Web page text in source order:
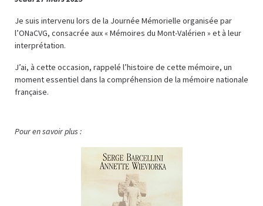
Je suis intervenu lors de la Journée Mémorielle organisée par
l’ONaCVG, consacrée aux « Mémoires du Mont-Valérien » et à leur
interprétation.
J’ai, à cette occasion, rappelé l’histoire de cette mémoire, un
moment essentiel dans la compréhension de la mémoire nationale
française.
Pour en savoir plus :